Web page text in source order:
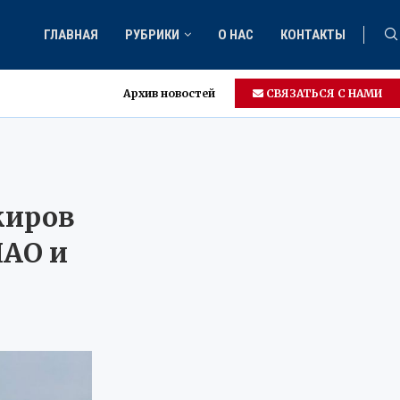
ГЛАВНАЯ РУБРИКИ О НАС КОНТАКТЫ
Архив новостей СВЯЗАТЬСЯ С НАМИ
и